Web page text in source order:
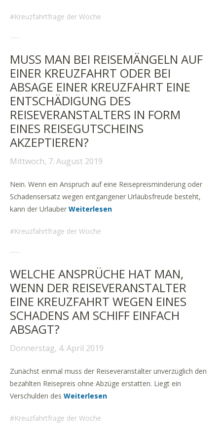
Kreuzfahrtfrage der Woche
MUSS MAN BEI REISEMÄNGELN AUF
EINER KREUZFAHRT ODER BEI
ABSAGE EINER KREUZFAHRT EINE
ENTSCHÄDIGUNG DES
REISEVERANSTALTERS IN FORM
EINES REISEGUTSCHEINS
AKZEPTIEREN?
Mittwoch, 7. August 2019
Nein. Wenn ein Anspruch auf eine Reisepreisminderung oder
Schadensersatz wegen entgangener Urlaubsfreude besteht,
kann der Urlauber Weiterlesen
Kreuzfahrtfrage der Woche
WELCHE ANSPRÜCHE HAT MAN,
WENN DER REISEVERANSTALTER
EINE KREUZFAHRT WEGEN EINES
SCHADENS AM SCHIFF EINFACH
ABSAGT?
Donnerstag, 4. April 2019
Zunächst einmal muss der Reiseveranstalter unverzüglich den
bezahlten Reisepreis ohne Abzüge erstatten. Liegt ein
Verschulden des Weiterlesen
Kreuzfahrtfrage der Woche